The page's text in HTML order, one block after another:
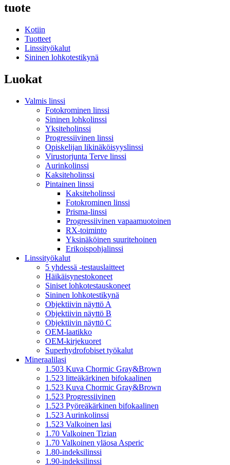
tuote
Kotiin
Tuotteet
Linssityökalut
Sininen lohkotestikynä
Luokat
Valmis linssi
Fotokrominen linssi
Sininen lohkolinssi
Yksiteholinssi
Progressiivinen linssi
Opiskelijan likinäköisyyslinssi
Virustorjunta Terve linssi
Aurinkolinssi
Kaksiteholinssi
Pintainen linssi
Kaksiteholinssi
Fotokrominen linssi
Prisma-linssi
Progressiivinen vapaamuotoinen
RX-toiminto
Yksinäköinen suuritehoinen
Erikoispohjalinssi
Linssityökalut
5 yhdessä -testauslaitteet
Häikäisynestokoneet
Siniset lohkotestauskoneet
Sininen lohkotestikynä
Objektiivin näyttö A
Objektiivin näyttö B
Objektiivin näyttö C
OEM-laatikko
OEM-kirjekuoret
Superhydrofobiset työkalut
Mineraalilasi
1.503 Kuva Chormic Gray&Brown
1.523 litteäkärkinen bifokaalinen
1.523 Kuva Chormic Gray&Brown
1.523 Progressiivinen
1.523 Pyöreäkärkinen bifokaalinen
1.523 Aurinkolinssi
1.523 Valkoinen lasi
1.70 Valkoinen Tizian
1.70 Valkoinen yläosa Asperic
1.80-indeksilinssi
1.90-indeksilinssi